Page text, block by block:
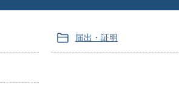
届出・証明